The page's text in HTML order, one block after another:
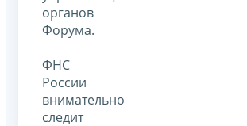
органов
Форума.
ФНС
России
внимательно
следит